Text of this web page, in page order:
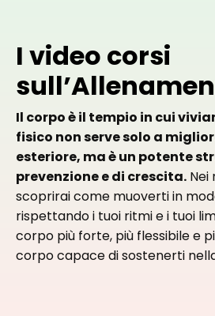
I video corsi
Il corpo è il tempio in cui
fisico non serve solo a
esteriore, ma è un potente
prevenzione e di crescita. Nei
scoprirai come muoverti in
rispettando i tuoi ritmi e i tuoi
corpo più forte, più flessibile e
corpo capace di sostenerti